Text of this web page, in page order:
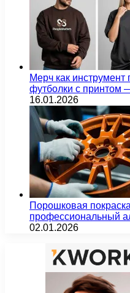
Мерч как
футболки с
16.01.2026
Порошковая
профессиональный
02.01.2026